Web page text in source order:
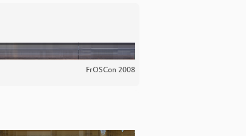
FrOSCon 2008